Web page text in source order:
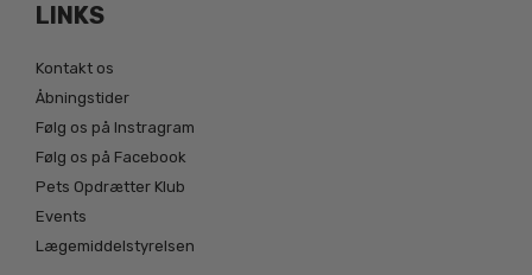
LINKS
Kontakt os
Åbningstider
Følg os på Instragram
Følg os på Facebook
Pets Opdrætter Klub
Events
Lægemiddelstyrelsen